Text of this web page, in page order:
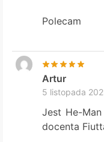
Polecam
Artur
5 listopada
Jest He-
docenta